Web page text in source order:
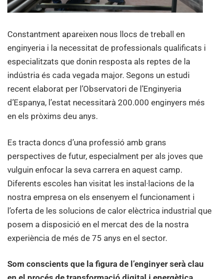
Constantment apareixen nous llocs de treball en
enginyeria i la necessitat de professionals qualificats i
especialitzats que donin resposta als reptes de la
indústria és cada vegada major. Segons un estudi
recent elaborat per l’Observatori de l’Enginyeria
d’Espanya, l’estat necessitarà 200.000 enginyers més
en els pròxims deu anys.
Es tracta doncs d’una professió amb grans
perspectives de futur, especialment per als joves que
vulguin enfocar la seva carrera en aquest camp.
Diferents escoles han visitat les instal·lacions de la
nostra empresa on els ensenyem el funcionament i
l’oferta de les solucions de calor elèctrica industrial que
posem a disposició en el mercat des de la nostra
experiència de més de 75 anys en el sector.
Som conscients que la figura de l’enginyer serà clau